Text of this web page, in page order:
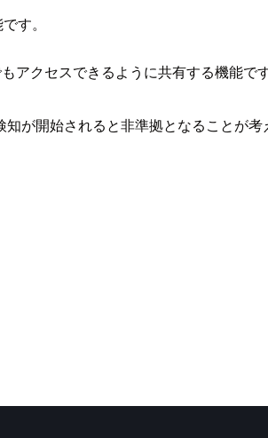
す。
クセスできるように共有する機能です
が開始されると非準拠となることが考